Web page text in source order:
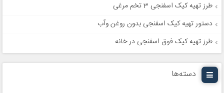
طرز تهیه کیک اسفنجی 3 تخم مرغی
دستور تهیه کیک اسفنجی بدون روغن وآب
طرز تهیه کیک فوق اسفنجی در خانه
دسته‌ها